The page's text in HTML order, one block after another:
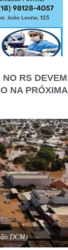
RS DEVEM
NA PRÓXIMA
DCM)